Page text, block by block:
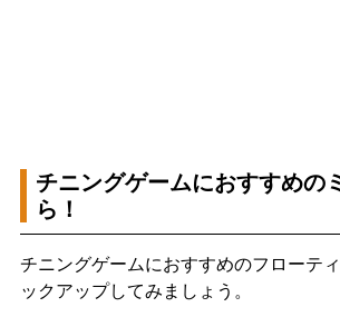
チニングゲームにおすすめの
ら！
チニングゲームにおすすめのフローテ
ックアップしてみましょう。